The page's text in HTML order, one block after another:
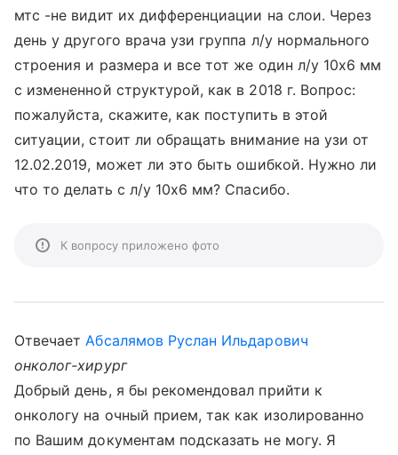
мтс -не видит их дифференциации на слои. Через
день у другого врача узи группа л/у нормального
строения и размера и все тот же один л/у 10х6 мм
с измененной структурой, как в 2018 г. Вопрос:
пожалуйста, скажите, как поступить в этой
ситуации, стоит ли обращать внимание на узи от
12.02.2019, может ли это быть ошибкой. Нужно ли
что то делать с л/у 10х6 мм? Спасибо.
К вопросу приложено фото
ОтвечаетАбсалямов Руслан Ильдарович
онколог-хирург
Добрый день, я бы рекомендовал прийти к
онкологу на очный прием, так как изолированно
по Вашим документам подсказать не могу. Я